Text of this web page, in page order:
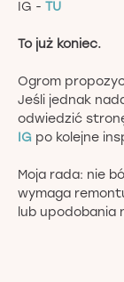
IG - TU
To już koniec.
Ogrom
Jeśli jednak
odwiedzić
IG po kolejne
Moja rada: nie
wymaga
lub upodobania